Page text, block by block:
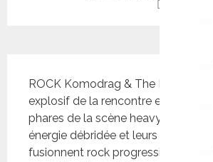
ROCK Komodrag & The
explosif de la rencontre entre deux
phares de la scène heavy psych-
énergie débridée et leurs riffs
fusionnent rock progressif et